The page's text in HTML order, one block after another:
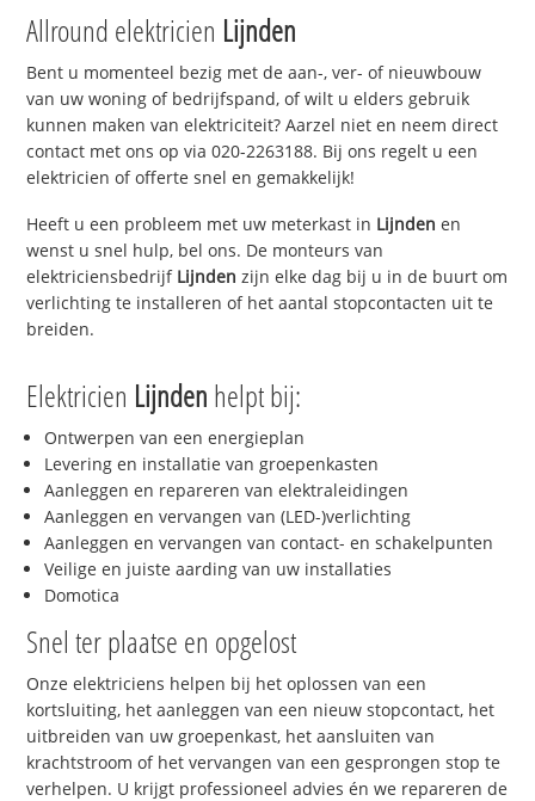
Allround elektricien Lijnden
Bent u momenteel bezig met de aan-, ver- of nieuwbouw
van uw woning of bedrijfspand, of wilt u elders gebruik
kunnen maken van elektriciteit? Aarzel niet en neem direct
contact met ons op via 020-2263188. Bij ons regelt u een
elektricien of offerte snel en gemakkelijk!
Heeft u een probleem met uw meterkast in Lijnden en
wenst u snel hulp, bel ons. De monteurs van
elektriciensbedrijf Lijnden zijn elke dag bij u in de buurt om
verlichting te installeren of het aantal stopcontacten uit te
breiden.
Elektricien Lijnden helpt bij:
Ontwerpen van een energieplan
Levering en installatie van groepenkasten
Aanleggen en repareren van elektraleidingen
Aanleggen en vervangen van (LED-)verlichting
Aanleggen en vervangen van contact- en schakelpunten
Veilige en juiste aarding van uw installaties
Domotica
Snel ter plaatse en opgelost
Onze elektriciens helpen bij het oplossen van een
kortsluiting, het aanleggen van een nieuw stopcontact, het
uitbreiden van uw groepenkast, het aansluiten van
krachtstroom of het vervangen van een gesprongen stop te
verhelpen. U krijgt professioneel advies én we repareren de